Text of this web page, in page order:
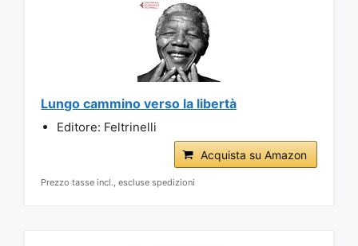
Lungo cammino verso la libertà
Editore: Feltrinelli
Acquista su Amazon
Prezzo tasse incl., escluse spedizioni